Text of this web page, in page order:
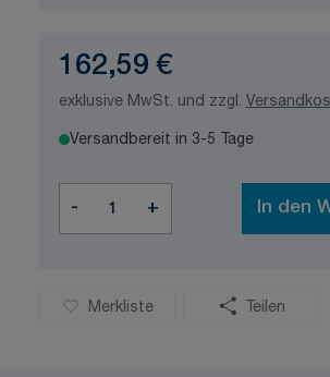
162,59 €
exklusive MwSt. und zzgl.
Versandbereit in 3-5 Tage
- + In den
Merkliste Teilen